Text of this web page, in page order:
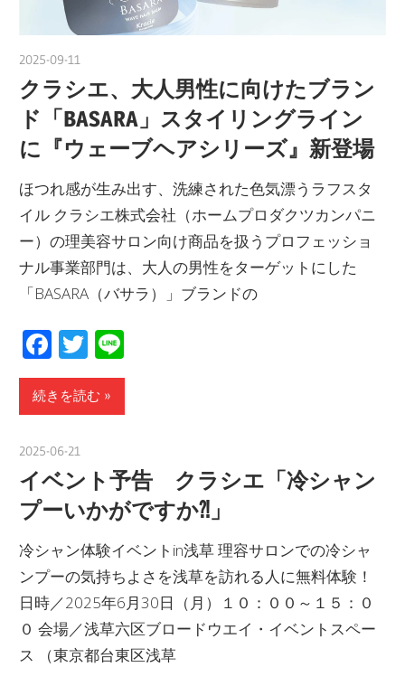
2025-09-11
クラシエ、大人男性に向けたブラン
ド「BASARA」スタイリングライン
に『ウェーブヘアシリーズ』新登場
ほつれ感が生み出す、洗練された色気漂うラフスタ
イル クラシエ株式会社（ホームプロダクツカンパニ
ー）の理美容サロン向け商品を扱うプロフェッショ
ナル事業部門は、大人の男性をターゲットにした
「BASARA（バサラ）」ブランドの
Facebook
Twitter
続きを読む
2025-06-21
イベント予告 クラシエ「冷シャン
プーいかがですか⁈」
冷シャン体験イベントin浅草 理容サロンでの冷シャ
ンプーの気持ちよさを浅草を訪れる人に無料体験！
日時／2025年6月30日（月）１０：００～１５：０
０ 会場／浅草六区ブロードウエイ・イベントスペー
ス （東京都台東区浅草